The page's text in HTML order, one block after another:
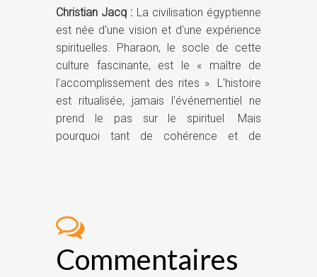
Christian Jacq : La civilisation égyptienne
est née d'une vision et d'une expérience
spirituelles. Pharaon, le socle de cette
culture fascinante, est le « maître de
l'accomplissement des rites ». L'histoire
est ritualisée, jamais l'événementiel ne
prend le pas sur le spirituel. Mais
pourquoi tant de cohérence et de
osirienne, véritable pierre de fondation de
la pensée égyptienne.
Défini comme le « grand dieu » par les
Commentaires